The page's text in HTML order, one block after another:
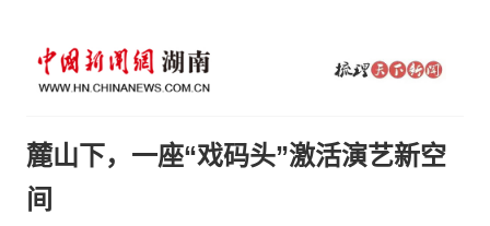
麓山下，一座“戏码头”激活演艺新空
间